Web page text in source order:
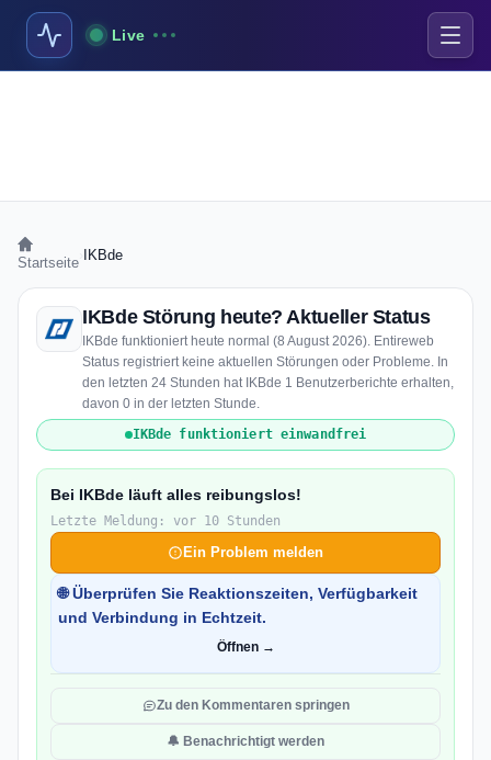
Live
Startseite IKBde
IKBde Störung heute? Aktueller Status
IKBde funktioniert heute normal (8 August 2026). Entireweb
Status registriert keine aktuellen Störungen oder Probleme. In
den letzten 24 Stunden hat IKBde 1 Benutzerberichte erhalten,
davon 0 in der letzten Stunde.
IKBde funktioniert einwandfrei
Bei IKBde läuft alles reibungslos!
Letzte Meldung: vor 10 Stunden
Ein Problem melden
🌐 Überprüfen Sie Reaktionszeiten, Verfügbarkeit
und Verbindung in Echtzeit.
Öffnen →
Zu den Kommentaren springen
🔔 Benachrichtigt werden